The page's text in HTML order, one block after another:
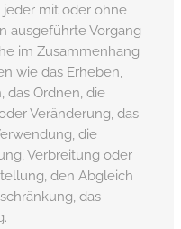
jeder mit oder ohne
ausgeführte Vorgang
im Zusammenhang
wie das Erheben,
das Ordnen, die
Veränderung, das
die
Verbreitung oder
den Abgleich
das